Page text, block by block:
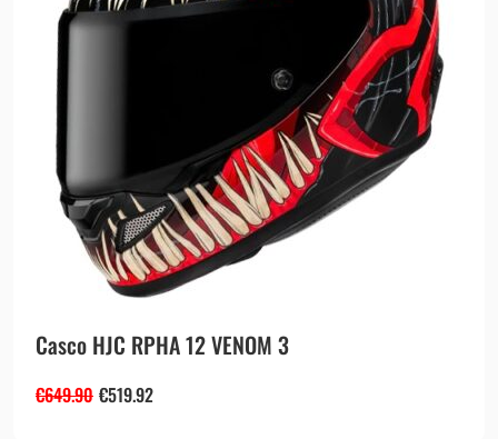
Casco HJC RPHA 12 VENOM 3
€649.90 €519.92